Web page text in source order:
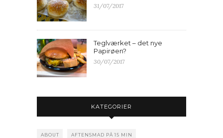
31/07/2017
Teglværket – det nye
Papirøen?
30/07/2017
KATEGORIER
ABOUT AFTENSMAD PÅ 15 MIN